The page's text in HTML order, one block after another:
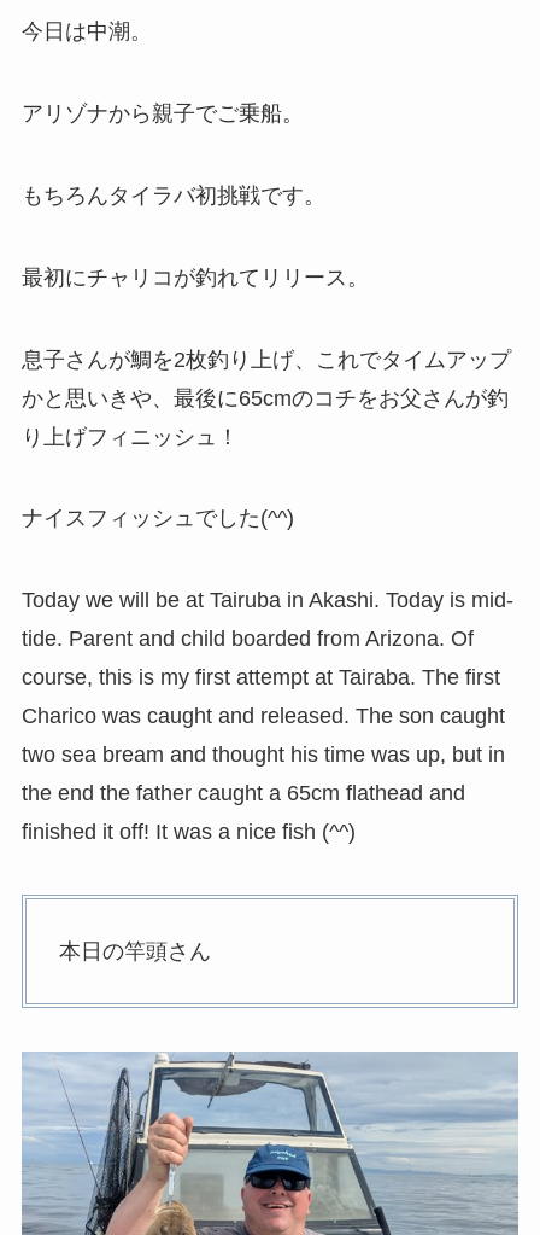
今日は中潮。
アリゾナから親子でご乗船。
もちろんタイラバ初挑戦です。
最初にチャリコが釣れてリリース。
息子さんが鯛を2枚釣り上げ、これでタイムアップ
かと思いきや、最後に65cmのコチをお父さんが釣
り上げフィニッシュ！
ナイスフィッシュでした(^^)
Today we will be at Tairuba in Akashi. Today is mid-
tide. Parent and child boarded from Arizona. Of
course, this is my first attempt at Tairaba. The first
Charico was caught and released. The son caught
two sea bream and thought his time was up, but in
the end the father caught a 65cm flathead and
finished it off! It was a nice fish (^^)
本日の竿頭さん